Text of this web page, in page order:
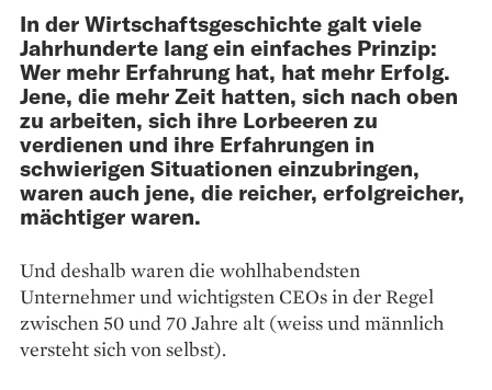
In der Wirtschaftsgeschichte galt viele
Jahr­hunderte lang ein einfaches Prinzip:
Wer mehr Erfahrung hat, hat mehr Erfolg.
Jene, die mehr Zeit hatten, sich nach oben
zu arbeiten, sich ihre Lorbeeren zu
verdienen und ihre Erfahrungen in
schwierigen Situationen einzubringen,
waren auch jene, die reicher, erfolgreicher,
mächtiger waren.
Und deshalb waren die wohlhabendsten
Unternehmer und wichtigsten CEOs in der Regel
zwischen 50 und 70 Jahre alt (weiss und männlich
versteht sich von selbst).